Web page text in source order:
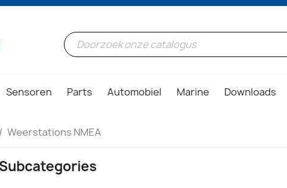
Sensoren Parts Automobiel Marine Downloads
Weerstations NMEA
Subcategories